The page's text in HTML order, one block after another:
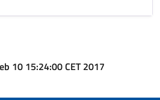
10 15:24:00 CET 2017